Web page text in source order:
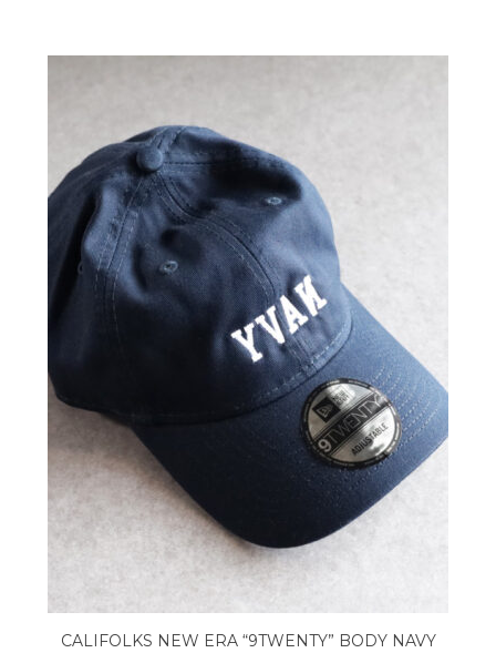
CALIFOLKS NEW ERA “9TWENTY” BODY NAVY